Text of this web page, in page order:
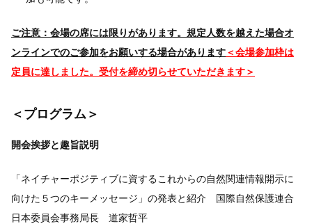
ご注意：会場の席には限りがあります。規定人数を越えた場合オ
ンラインでのご参加をお願いする場合があります＜会場参加枠は
定員に達しました。受付を締め切らせていただきます＞
＜プログラム＞
開会挨拶と趣旨説明
「ネイチャーポジティブに資するこれからの自然関連情報開示に
向けた５つのキーメッセージ」の発表と紹介 国際自然保護連合
日本委員会事務局長 道家哲平